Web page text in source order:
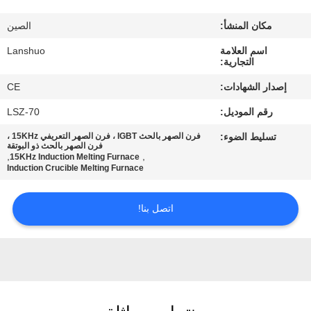
جودة
اتصل
أخبار
اطلب
اقتباس
مكان المنشأ: الصين
اسم العلامة
التجارية:
Lanshuo
إصدار الشهادات: CE
رقم الموديل: LSZ-70
تسليط الضوء:
فرن الصهر بالحث IGBT ، فرن الصهر التعريفي 15KHz ،
فرن الصهر بالحث ذو البوتقة
,
15KHz Induction Melting Furnace
,
Induction Crucible Melting Furnace
اتصل بنا!